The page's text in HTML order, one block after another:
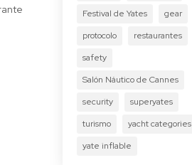
Festival de Yates
gear
protocolo
restaurantes
safety
Salón Náutico de Cannes
security
superyates
turismo
yacht categories
yate inflable